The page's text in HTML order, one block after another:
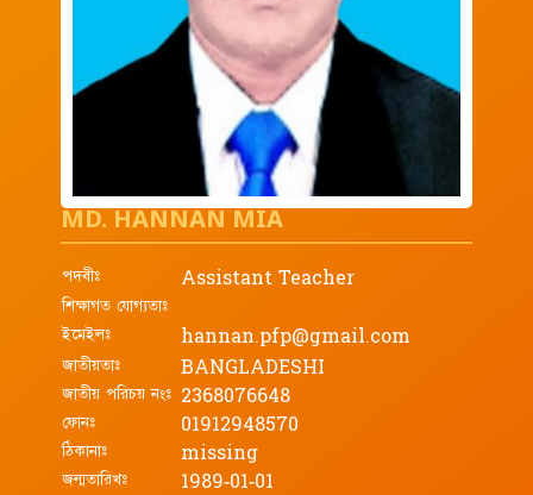
MD. HANNAN MIA
পদবীঃ
Assistant Teacher
শিক্ষাগত যোগ্যতাঃ
ইমেইলঃ
hannan.pfp@gmail.com
জাতীয়তাঃ
BANGLADESHI
জাতীয় পরিচয় নংঃ 2368076648
ফোনঃ
01912948570
ঠিকানাঃ
missing
জন্মতারিখঃ
1989-01-01